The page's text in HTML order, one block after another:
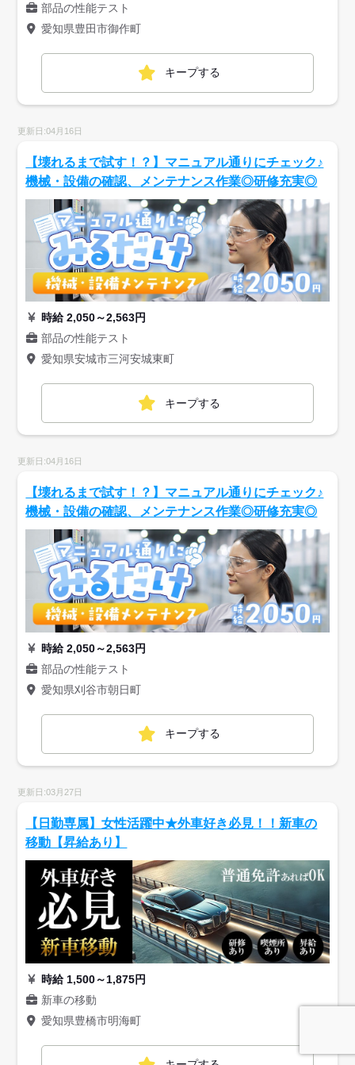
部品の性能テスト
愛知県豊田市御作町
キープする
更新日:04月16日
【壊れるまで試す！？】マニュアル通りにチェック♪
機械・設備の確認、メンテナンス作業◎研修充実◎
時給 2,050～2,563円
部品の性能テスト
愛知県安城市三河安城東町
キープする
更新日:04月16日
【壊れるまで試す！？】マニュアル通りにチェック♪
機械・設備の確認、メンテナンス作業◎研修充実◎
時給 2,050～2,563円
部品の性能テスト
愛知県刈谷市朝日町
キープする
更新日:03月27日
【日勤専属】女性活躍中★外車好き必見！！新車の
移動【昇給あり】
時給 1,500～1,875円
新車の移動
愛知県豊橋市明海町